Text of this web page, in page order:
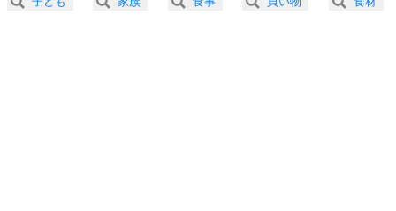
3.0倍速 （309KB 1分18秒）